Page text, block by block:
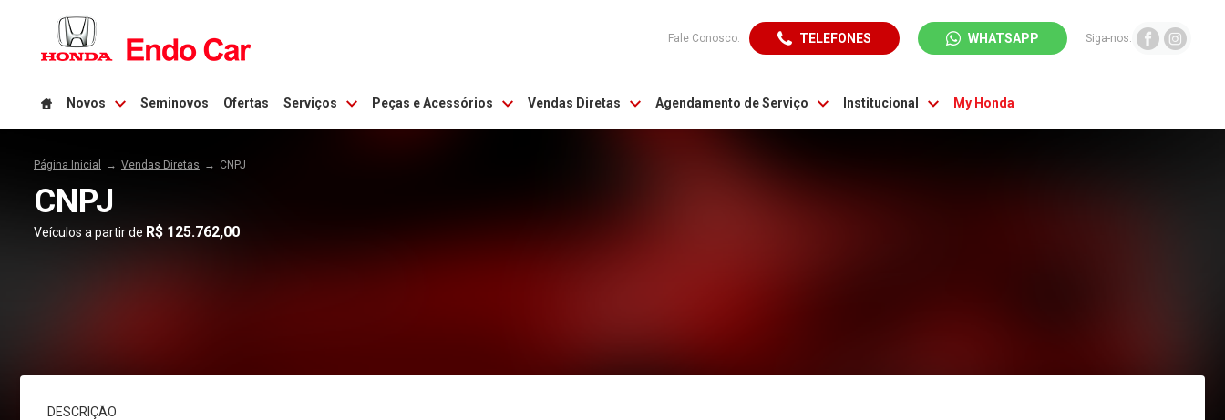
Fale Conosco: TELEFONES WHATSAPP Siga-nos:
Novos Seminovos Ofertas Serviços Peças e Acessórios Vendas Diretas Agendamento de Serviço Institucional My Honda
Página Inicial Vendas Diretas CNPJ
CNPJ
Veículos a partir de R$ 125.762,00
DESCRIÇÃO